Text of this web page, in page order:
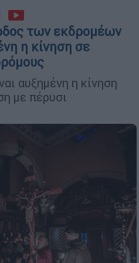
των εκδρομέων
η κίνηση σε
αυξημένη η κίνηση
με πέρυσι